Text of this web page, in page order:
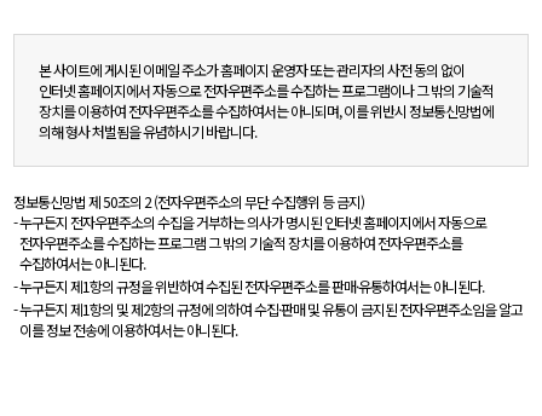
본 사이트에 게시된 이메일 주소가 홈페이지 운영자 또는 관리자의 사전 동의 없이
인터넷 홈페이지에서 자동으로 전자우편주소를 수집하는 프로그램이나 그 밖의 기술적
장치를 이용하여 전자우편주소를 수집하여서는 아니되며, 이를 위반시 정보통신망법에
의해 형사 처벌됨을 유념하시기 바랍니다.
정보통신망법 제 50조의 2 (전자우편주소의 무단 수집행위 등 금지)
누구든지 전자우편주소의 수집을 거부하는 의사가 명시된 인터넷 홈페이지에서 자동으로
전자우편주소를 수집하는 프로그램 그 밖의 기술적 장치를 이용하여 전자우편주소를
수집하여서는 아니된다.
누구든지 제1항의 규정을 위반하여 수집된 전자우편주소를 판매·유통하여서는 아니된다.
누구든지 제1항의 및 제2항의 규정에 의하여 수집·판매 및 유통이 금지된 전자우편주소임을 알고
이를 정보 전송에 이용하여서는 아니된다.